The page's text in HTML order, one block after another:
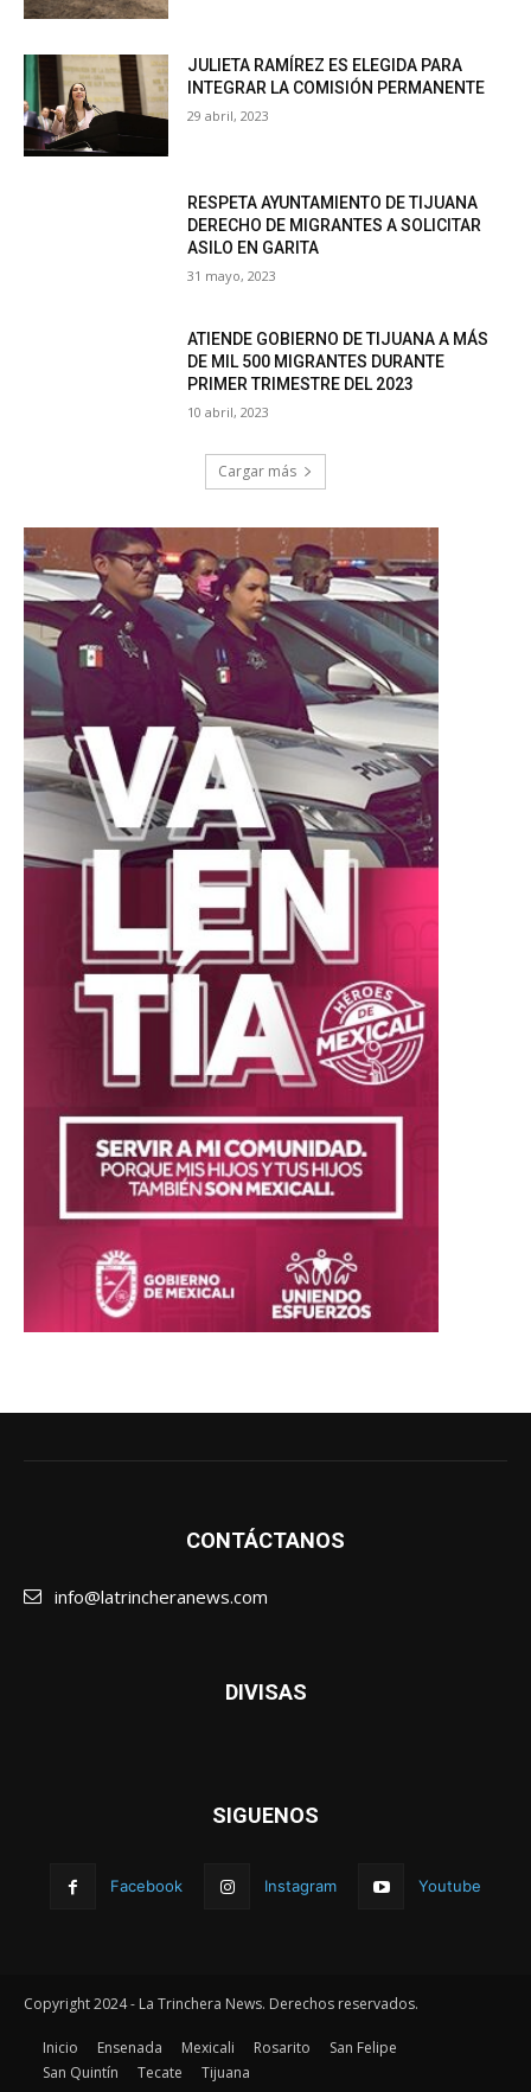
JULIETA RAMÍREZ ES ELEGIDA PARA
INTEGRAR LA COMISIÓN PERMANENTE
29 abril, 2023
RESPETA AYUNTAMIENTO DE TIJUANA
DERECHO DE MIGRANTES A SOLICITAR
ASILO EN GARITA
31 mayo, 2023
ATIENDE GOBIERNO DE TIJUANA A MÁS
DE MIL 500 MIGRANTES DURANTE
PRIMER TRIMESTRE DEL 2023
10 abril, 2023
Cargar más
CONTÁCTANOS
info@latrincheranews.com
DIVISAS
SIGUENOS
Facebook Instagram Youtube
Copyright 2024 - La Trinchera News. Derechos reservados.
Inicio Ensenada Mexicali Rosarito
San Felipe
San Quintín
Tecate Tijuana